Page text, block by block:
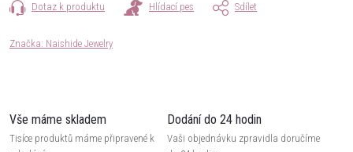
Dotaz k produktu Hlídací pes Sdílet
Značka: Naishide Jewelry
Vše máme skladem
Tisíce produktů máme připravené k
Dodání do 24 hodin
Vaši objednávku zpravidla doručíme